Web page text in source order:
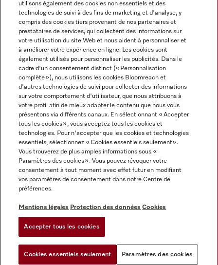
Langue
FRANÇAIS
Mentions légales
CGV
Protection des données
Paramètres des cookies
Miele sur Youtube
utilisons également des cookies non essentiels et des
technologies de suivi à des fins de marketing et d'analyse, y
compris des cookies tiers provenant de nos partenaires et
prestataires de services, qui collectent des informations sur
votre utilisation du site Web et nous aident à personnaliser et
à améliorer votre expérience en ligne. Les cookies sont
également utilisés pour personnaliser les publicités. Dans le
cadre d'un consentement distinct (« Personnalisation
complète »), nous utilisons les cookies Bloomreach et
d'autres technologies de suivi pour collecter des informations
sur votre comportement d'utilisateur, que nous attribuons à
votre profil afin de mieux adapter le contenu que nous vous
présentons via différents canaux. En sélectionnant « Accepter
tous les cookies », vous acceptez tous les cookies et
technologies. Pour n'accepter que les cookies et technologies
essentiels, sélectionnez « Cookies essentiels seulement».
Vous trouverez de plus amples informations sous «
Paramètres des cookies ». Vous pouvez révoquer votre
consentement à tout moment avec effet futur en modifiant
vos paramètres de consentement dans notre Centre de
préférences.
Mentions légales Protection des données Cookies
Accepter tous les cookies
Cookies essentiels seulement Paramètres des cookies